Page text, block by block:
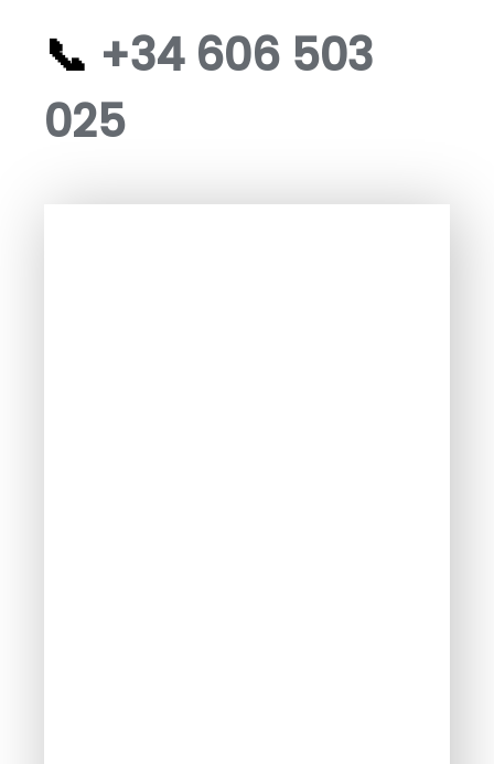
📞 +34 606 503
025